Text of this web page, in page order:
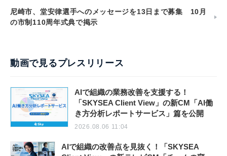
尼崎市、堂安律選手へのメッセージを13日まで募集 10月
の市制110周年式典で掲示
動画で見るプレスリリース
AIで組織の業務改善を支援する！
「SKYSEA Client View」の新CM「AI働
き方分析レポートサービス」篇を公開
2026.08.06 11:04
AIで組織の改善点を見抜く！「SKYSEA